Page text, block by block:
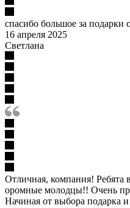
спасибо большое за подарки
16 апреля 2025
Светлана
Отличная, компания! Ребята
оромные молодцы!! Очень
Начиная от выбора подарка